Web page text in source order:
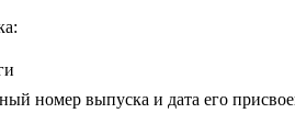
номер выпуска и дата его